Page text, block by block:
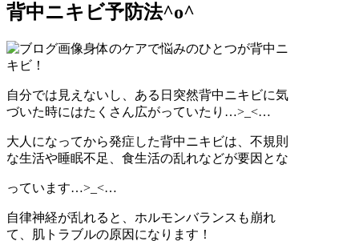
背中ニキビ予防法^o^
身体のケアで悩みのひとつが背中ニ
キビ！
自分では見えないし、ある日突然背中ニキビに気
づいた時にはたくさん広がっていたり…>_<…
大人になってから発症した背中ニキビは、不規則
な生活や睡眠不足、食生活の乱れなどが要因とな
っています…>_<…
自律神経が乱れると、ホルモンバランスも崩れ
て、肌トラブルの原因になります！